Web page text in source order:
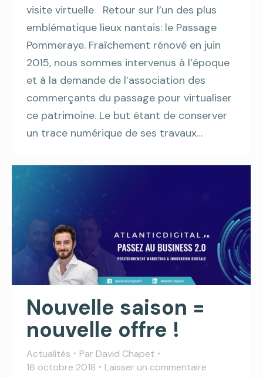
visite virtuelle Retour sur l’un des plus
emblématique lieux nantais: le Passage
Pommeraye. Fraîchement rénové en juin
2015, nous sommes intervenus à l’époque
et à la demande de l’association des
commerçants du passage pour virtualiser
ce patrimoine. Le but étant de conserver
un trace numérique de ses travaux…
Nouvelle saison =
nouvelle offre !
Actualités Par David Chapet
16 octobre 2018
Laisser un commentaire